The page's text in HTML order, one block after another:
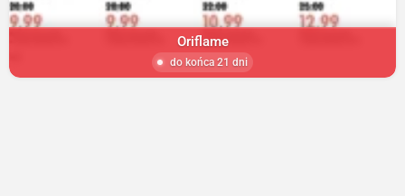
Oriflame
do końca 21 dni